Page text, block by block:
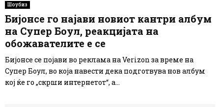
Шоубиз
Бијонсе го најави новиот кантри албум
на Супер Боул, реакцијата на
обожавателите е се
Бијонсе се појави во реклама на Verizon за време на
Супер Боул, во која навести дека подготвува нов албум
кој ќе го „скрши интернетот“, а...